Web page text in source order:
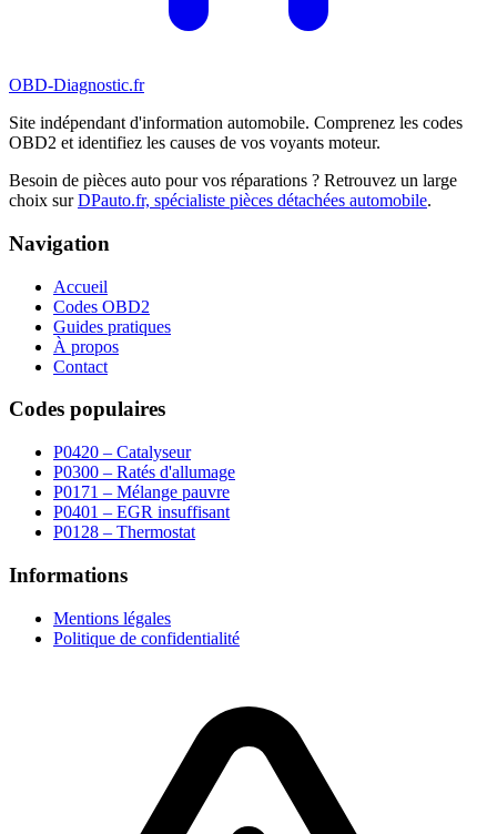
OBD-Diagnostic.fr
Site indépendant d'information automobile. Comprenez les codes
OBD2 et identifiez les causes de vos voyants moteur.
Besoin de pièces auto pour vos réparations ? Retrouvez un large
choix sur DPauto.fr, spécialiste pièces détachées automobile.
Navigation
Accueil
Codes OBD2
Guides pratiques
À propos
Contact
Codes populaires
P0420 – Catalyseur
P0300 – Ratés d'allumage
P0171 – Mélange pauvre
P0401 – EGR insuffisant
P0128 – Thermostat
Informations
Mentions légales
Politique de confidentialité